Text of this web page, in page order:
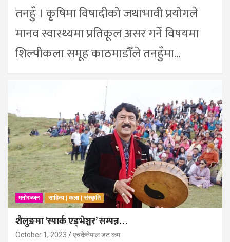
तनहुँ । कृषिमा विषादीको जथाभावी प्रयोगले
मानव स्वास्थ्यमा प्रतिकूल असर गर्ने विषयमा
शिल्पीकला समूह काठमाडौँले तनहुँमा…
मनोरञ्जन साहित्य | कला | संस्कृति
शैलुङमा ‘स्पार्क एड्भेञ्चर’ सम्पन्न…
October 1, 2023 एचकेनेपाल डट कम